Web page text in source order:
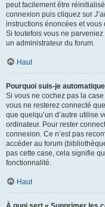
peut facilement être
connexion puis cliquez sur
instructions énoncées et
Si toutefois vous ne
un administrateur du forum.
Haut
Pourquoi suis-je
Si vous ne cochez pas la case
vous ne resterez connecté
que quelqu’un d’autre utilise
ordinateur. Pour rester
connexion. Ce n’est pas
accéder au forum
pas cette case, cela signifie
fonctionnalité.
Haut